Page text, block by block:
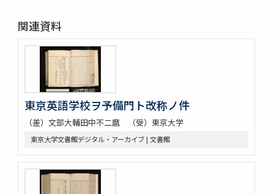
関連資料
東京英語学校ヲ予備門ト改称ノ件
（差）文部大輔田中不二麿 （受）東京大学
東京大学文書館デジタル・アーカイブ | 文書館